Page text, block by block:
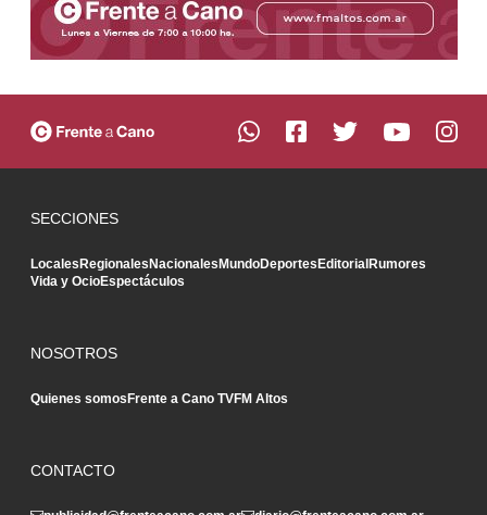
SECCIONES
Locales Regionales Nacionales MundoDeportes Editorial Rumores
Vida y OcioEspectáculos
NOSOTROS
Quienes somos Frente a Cano TVFM Altos
CONTACTO